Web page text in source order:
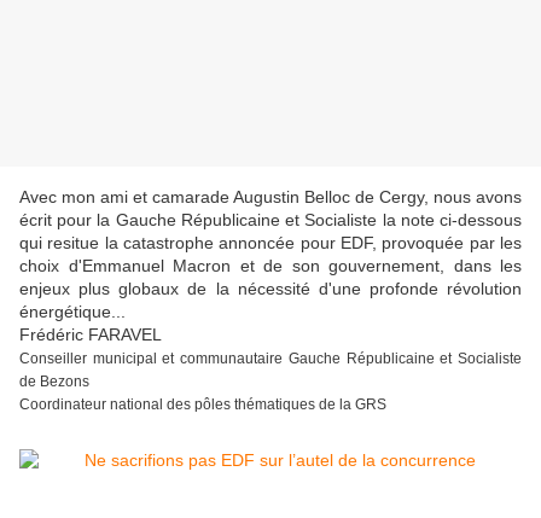
Avec mon ami et camarade Augustin Belloc de Cergy, nous avons
écrit pour la Gauche Républicaine et Socialiste la note ci-dessous
qui resitue la catastrophe annoncée pour EDF, provoquée par les
choix d'Emmanuel Macron et de son gouvernement, dans les
enjeux plus globaux de la nécessité d'une profonde révolution
énergétique...
Frédéric FARAVEL
Conseiller municipal et communautaire Gauche Républicaine et Socialiste
de Bezons
Coordinateur national des pôles thématiques de la GRS